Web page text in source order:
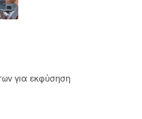
για εκφύσηση